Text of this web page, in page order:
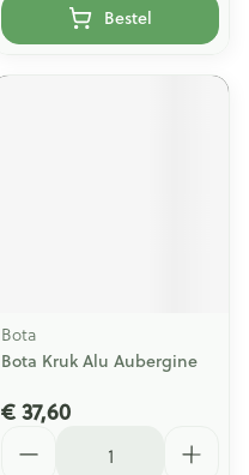
Bestel
Bota
Bota Kruk Alu Aubergine
€ 37,60